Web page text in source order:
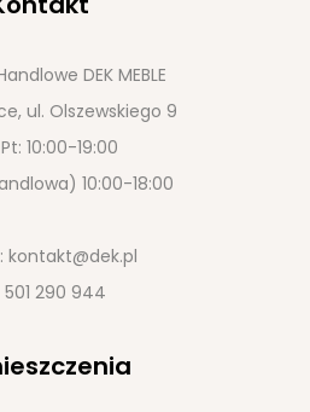
DEK MEBLE
ul. Olszewskiego 9
10:00-19:00
10:00-18:00
kontakt@dek.pl
501 290 944